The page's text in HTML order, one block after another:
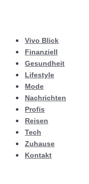
Vivo Blick
Finanziell
Gesundheit
Lifestyle
Mode
Nachrichten
Profis
Reisen
Tech
Zuhause
Kontakt